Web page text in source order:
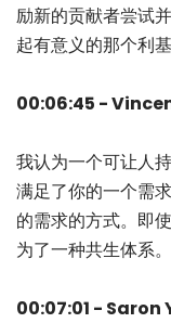
励新的贡献者尝试
起有意义的那个利基
00:06:45 -
我认为一个可让人
满足了你的一个需
的需求的方式。即
为了一种共生体系。
00:07:01 -